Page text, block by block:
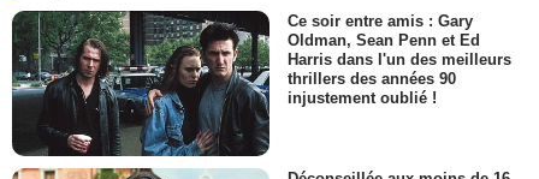
Ce soir entre amis : Gary
Oldman, Sean Penn et Ed
Harris dans l'un des meilleurs
thrillers des années 90
injustement oublié !